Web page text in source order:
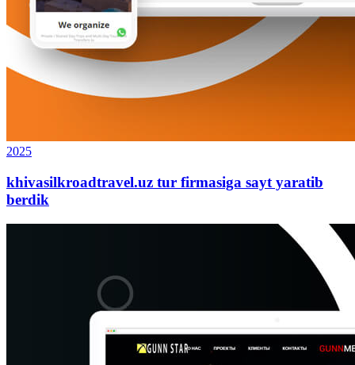
2025
khivasilkroadtravel.uz tur firmasiga sayt yaratib
berdik